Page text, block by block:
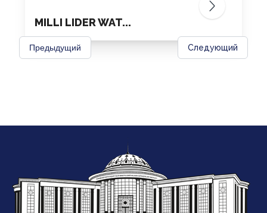
MILLI LIDER WAT...
Предыдущий Следующий